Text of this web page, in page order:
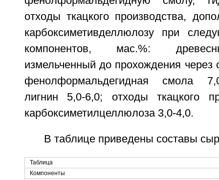
отходы ткацкого производства,
карбоксиметивделлюлозу при
компонентов, мас.%:
измельченный до прохождения
фенолформальдегидная смола
лигнин 5,0-6,0; отходы ткацкого
карбоксиметилцеллюлоза 3,0-4,0.
В таблице приведены составы
Таблица
Компоненты